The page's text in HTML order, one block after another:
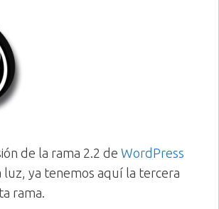
de la rama 2.2 de WordPress
luz, ya tenemos aquí la tercera
rama.